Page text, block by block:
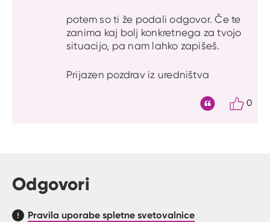
potem so ti že podali odgovor. Če te
zanima kaj bolj konkretnega za tvojo
situacijo, pa nam lahko zapišeš.
Prijazen pozdrav iz uredništva
0
Odgovori
Pravila uporabe spletne svetovalnice